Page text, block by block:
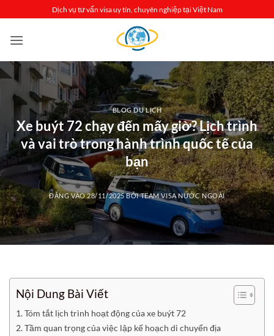
qua
nội
Dịch vụ tư vấn visa uy tín, chuyên nghiệp tại Việt Nam
BLOG DU LỊCH
Xe buýt 72 chạy đến mấy giờ? Lịch trình
và vai trò trong hành trình quốc tế của
bạn
ĐĂNG VÀO28/11/2025BỞITEAM VISA NƯỚC NGOÀI
Nội Dung Bài Viết
Tóm tắt lịch trình hoạt động của xe buýt 72
Tầm quan trọng của việc lập kế hoạch di chuyển địa